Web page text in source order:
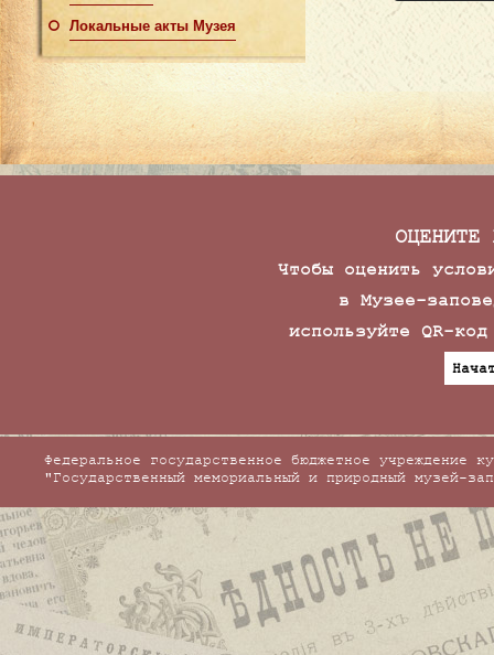
Локальные акты Музея
ОЦЕНИТЕ
Чтобы оценить
в Музее-
используйте QR-
Федеральное государственное бюджетное учреждение
"Государственный мемориальный и природный музей-